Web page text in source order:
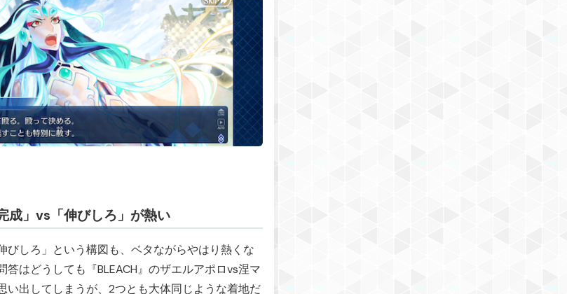
成」vs「伸びしろ」が熱い
びしろ」という構図も、ベタながらやはり熱くな
答はどうしても『BLEACH』のザエルアポロvs涅マ
い出してしまうが、2つとも大体同じような着地だ